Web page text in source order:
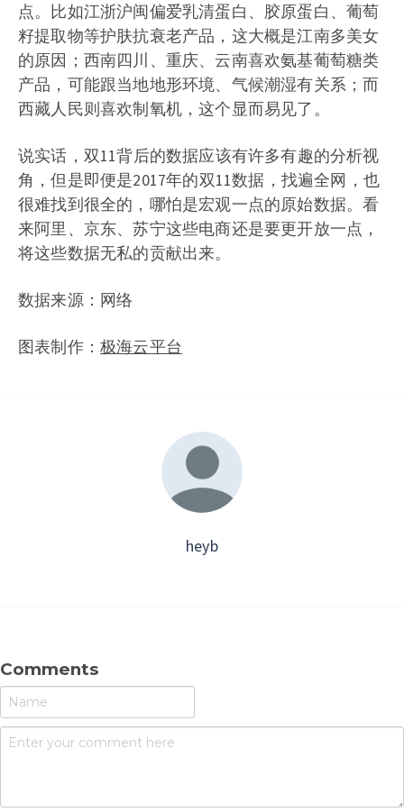
点。比如江浙沪闽偏爱乳清蛋白、胶原蛋白、葡萄
籽提取物等护肤抗衰老产品，这大概是江南多美女
的原因；西南四川、重庆、云南喜欢氨基葡萄糖类
产品，可能跟当地地形环境、气候潮湿有关系；而
西藏人民则喜欢制氧机，这个显而易见了。
说实话，双11背后的数据应该有许多有趣的分析视
角，但是即便是2017年的双11数据，找遍全网，也
很难找到很全的，哪怕是宏观一点的原始数据。看
来阿里、京东、苏宁这些电商还是要更开放一点，
将这些数据无私的贡献出来。
数据来源：网络
图表制作： 极海云平台
heyb
Comments